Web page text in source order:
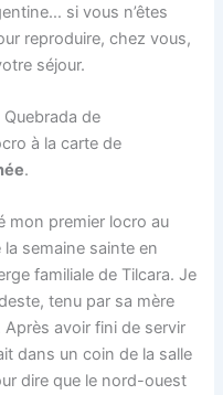
si vous n’êtes
reproduire, chez vous,
séjour.
Quebrada de
à la carte de
.
mon premier locro au
semaine sainte en
familiale de Tilcara. Je
tenu par sa mère
Après avoir fini de servir
dans un coin de la salle
dire que le nord-ouest